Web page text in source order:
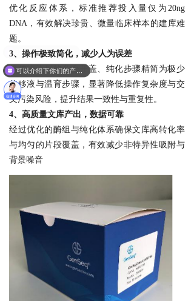
优化反应体系，标准推荐投入量仅为20ng
DNA，有效解决珍贵、微量临床样本的建库难
题。
3、操作极致简化，减少人为误差
将传统流程的多个开盖、纯化步骤精简为极少
的移液与温育步骤，显著降低操作复杂度与交
叉污染风险，提升结果一致性与重复性。
4、高质量文库产出，数据可靠
经过优化的酶组与纯化体系确保文库高转化率
与均匀的片段覆盖，有效减少非特异性吸附与
背景噪音